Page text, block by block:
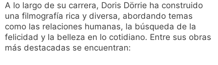
A lo largo de su carrera, Doris Dörrie ha construido
una filmografía rica y diversa, abordando temas
como las relaciones humanas, la búsqueda de la
felicidad y la belleza en lo cotidiano. Entre sus obras
más destacadas se encuentran: